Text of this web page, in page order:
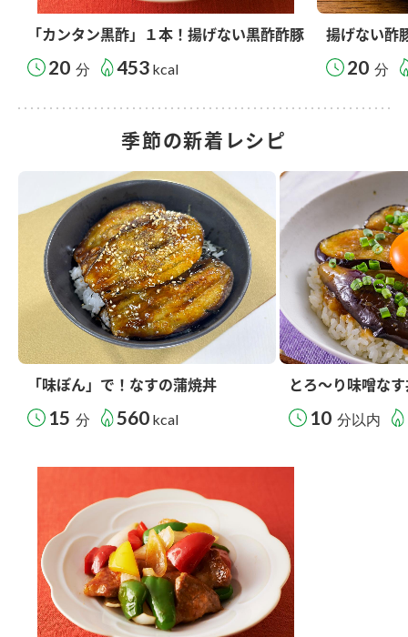
「カンタン黒酢」１本！揚げない黒酢酢豚
20 分 453 kcal
揚げない酢
20 分
季節の新着レシピ
「味ぽん」で！なすの蒲焼丼
15 分 560 kcal
とろ～り味噌な
10 分以内